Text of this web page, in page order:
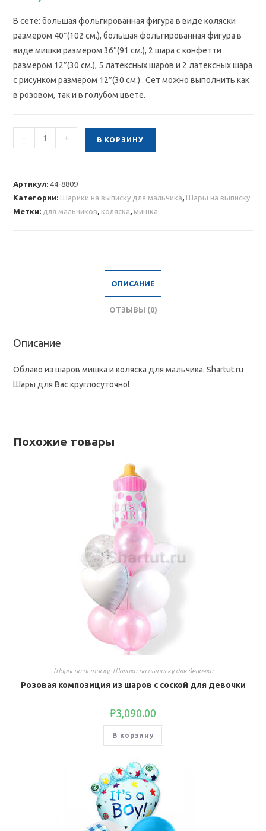
В сете: большая фольгированная фигура в виде коляски
размером 40″(102 см.), большая фольгированная фигура в
виде мишки размером 36″(91 см.), 2 шара с конфетти
размером 12″(30 см.), 5 латексных шаров и 2 латексных шара
с рисунком размером 12″(30 см.) . Сет можно выполнить как
в розовом, так и в голубом цвете.
Количество
товара
мишка
- + В КОРЗИНУ
Артикул: 44-8809
Категории: Шарики на выписку для мальчика, Шары на выписку
Метки: для мальчиков, коляска, мишка
ОПИСАНИЕ
ОТЗЫВЫ (0)
Описание
Облако из шаров мишка и коляска для мальчика. Shartut.ru
Шары для Вас круглосуточно!
Похожие товары
Шары на выписку, Шарики на выписку для девочки
Розовая композиция из шаров с соской для девочки
₽3,090.00
В корзину